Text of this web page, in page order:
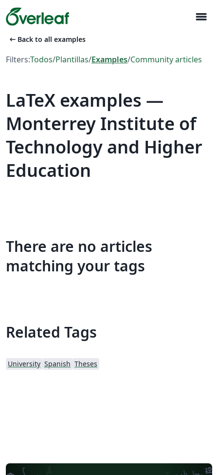
menu
arrow_left_alt Back to all examples
Filters:Todos/Plantillas/Examples/Community articles
LaTeX examples —
Monterrey Institute of
Technology and Higher
Education
There are no articles
matching your tags
Related Tags
University Spanish Theses